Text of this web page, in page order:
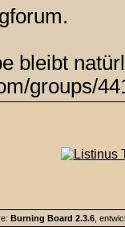
bleibt
groups/
Burning Board 2.3.6,